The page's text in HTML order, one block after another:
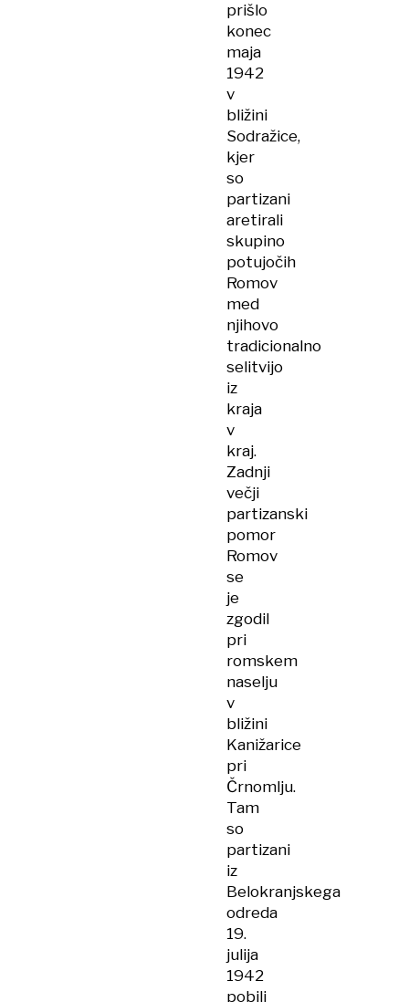
prišlo
konec
maja
1942
v
bližini
Sodražice,
kjer
so
partizani
aretirali
skupino
potujočih
Romov
med
njihovo
tradicionalno
selitvijo
iz
kraja
v
kraj.
Zadnji
večji
partizanski
pomor
Romov
se
je
zgodil
pri
romskem
naselju
v
bližini
Kanižarice
pri
Črnomlju.
Tam
so
partizani
iz
Belokranjskega
odreda
19.
julija
1942
pobili